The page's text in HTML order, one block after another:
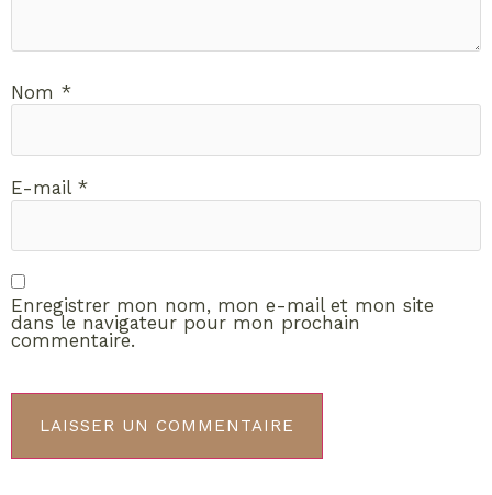
Nom *
E-mail *
Enregistrer mon nom, mon e-mail et mon site
dans le navigateur pour mon prochain
commentaire.